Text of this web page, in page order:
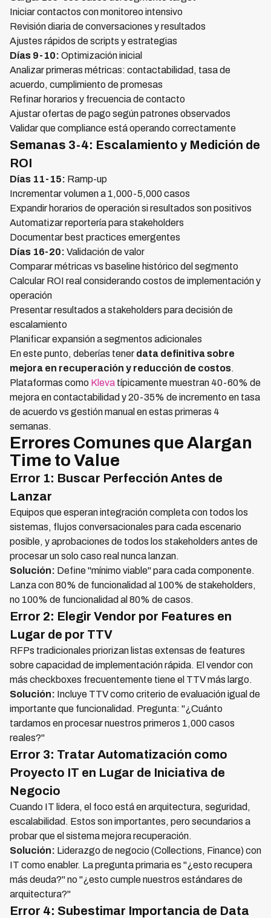
Iniciar contactos con monitoreo intensivo
Revisión diaria de conversaciones y resultados
Ajustes rápidos de scripts y estrategias
Días 9-10: Optimización inicial
Analizar primeras métricas: contactabilidad, tasa de
acuerdo, cumplimiento de promesas
Refinar horarios y frecuencia de contacto
Ajustar ofertas de pago según patrones observados
Validar que compliance está operando correctamente
Semanas 3-4: Escalamiento y Medición de
ROI
Días 11-15: Ramp-up
Incrementar volumen a 1,000-5,000 casos
Expandir horarios de operación si resultados son positivos
Automatizar reportería para stakeholders
Documentar best practices emergentes
Días 16-20: Validación de valor
Comparar métricas vs baseline histórico del segmento
Calcular ROI real considerando costos de implementación y
operación
Presentar resultados a stakeholders para decisión de
escalamiento
Planificar expansión a segmentos adicionales
En este punto, deberías tener data definitiva sobre
mejora en recuperación y reducción de costos.
Plataformas como Kleva típicamente muestran 40-60% de
mejora en contactabilidad y 20-35% de incremento en tasa
de acuerdo vs gestión manual en estas primeras 4
semanas.
Errores Comunes que Alargan
Time to Value
Error 1: Buscar Perfección Antes de
Lanzar
Equipos que esperan integración completa con todos los
sistemas, flujos conversacionales para cada escenario
posible, y aprobaciones de todos los stakeholders antes de
procesar un solo caso real nunca lanzan.
Solución: Define "mínimo viable" para cada componente.
Lanza con 80% de funcionalidad al 100% de stakeholders,
no 100% de funcionalidad al 80% de casos.
Error 2: Elegir Vendor por Features en
Lugar de por TTV
RFPs tradicionales priorizan listas extensas de features
sobre capacidad de implementación rápida. El vendor con
más checkboxes frecuentemente tiene el TTV más largo.
Solución: Incluye TTV como criterio de evaluación igual de
importante que funcionalidad. Pregunta: "¿Cuánto
tardamos en procesar nuestros primeros 1,000 casos
reales?"
Error 3: Tratar Automatización como
Proyecto IT en Lugar de Iniciativa de
Negocio
Cuando IT lidera, el foco está en arquitectura, seguridad,
escalabilidad. Estos son importantes, pero secundarios a
probar que el sistema mejora recuperación.
Solución: Liderazgo de negocio (Collections, Finance) con
IT como enabler. La pregunta primaria es "¿esto recupera
más deuda?" no "¿esto cumple nuestros estándares de
arquitectura?"
Error 4: Subestimar Importancia de Data